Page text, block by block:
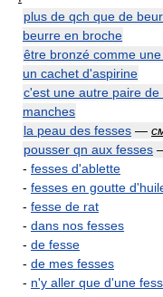
plus de qch que de
beurre en broche
être bronzé comme
un cachet d'aspirine
c'est une autre paire de
manches
la peau des fesses —
pousser qn aux fesses
- fesses d'ablette
- fesses en goutte
- fesse de rat
- dans nos fesses
- de fesse
- de mes fesses
- n'y aller que d'une